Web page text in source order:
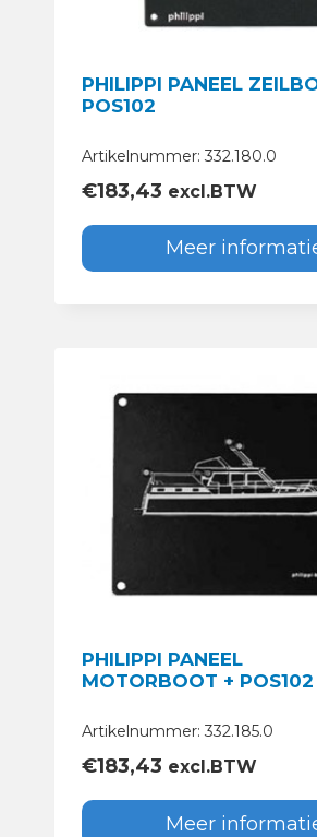
PHILIPPI PANEEL
POS102
Artikelnummer: 332.180.0
€183,43 excl.BTW
Meer
PHILIPPI PANEEL
MOTORBOOT + POS102
Artikelnummer: 332.185.0
€183,43 excl.BTW
Meer